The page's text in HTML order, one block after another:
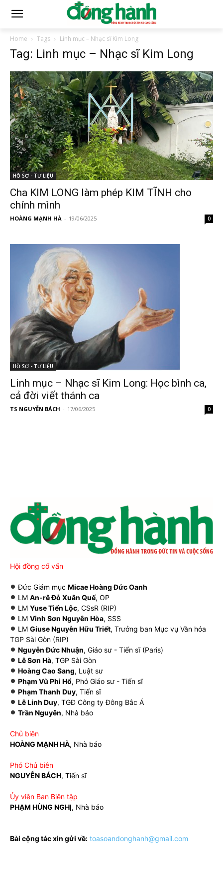
Home Tags Linh mục – Nhạc sĩ Kim Long
Tag: Linh mục – Nhạc sĩ Kim Long
HỒ SƠ - TƯ LIỆU
Cha KIM LONG làm phép KIM TĨNH cho
chính mình
HOÀNG MẠNH HÀ - 19/06/2025 0
HỒ SƠ - TƯ LIỆU
Linh mục – Nhạc sĩ Kim Long: Học bình ca,
cả đời viết thánh ca
TS NGUYỄN BÁCH - 17/06/2025 0
Hội đồng cố vấn
Đức Giám mục Micae Hoàng Đức Oanh
LM An-rê Đỗ Xuân Quế, OP
LM Yuse Tiến Lộc, CSsR (RIP)
LM Vinh Sơn Nguyên Hòa, SSS
LM Giuse Nguyễn Hữu Triết, Trưởng ban Mục vụ Văn hóa
TGP Sài Gòn (RIP)
Nguyễn Đức Nhuận, Giáo sư - Tiến sĩ (Paris)
Lê Sơn Hà, TGP Sài Gòn
Hoàng Cao Sang, Luật sư
Phạm Vũ Phi Hổ, Phó Giáo sư - Tiến sĩ
Phạm Thanh Duy, Tiến sĩ
Lê Linh Duy, TGĐ Công ty Đông Bắc Á
Trần Nguyên, Nhà báo
Chủ biên
HOÀNG MẠNH HÀ, Nhà báo
Phó Chủ biên
NGUYỄN BÁCH, Tiến sĩ
Ủy viên Ban Biên tập
PHẠM HÙNG NGHỊ, Nhà báo
Bài cộng tác xin gửi về: toasoandonghanh@gmail.com